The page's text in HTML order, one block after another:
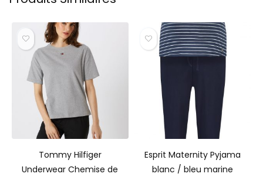
Tommy Hilfiger
Underwear Chemise de
Esprit Maternity Pyjama
blanc / bleu marine